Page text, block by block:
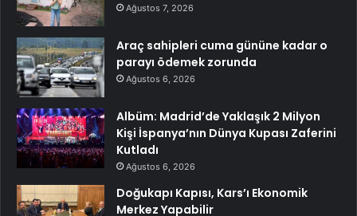
Ağustos 7, 2026
Araç sahipleri cuma gününe kadar o
parayı ödemek zorunda
Ağustos 6, 2026
Albüm: Madrid’de Yaklaşık 2 Milyon
Kişi İspanya’nın Dünya Kupası Zaferini
Kutladı
Ağustos 6, 2026
Doğukapı Kapısı, Kars’ı Ekonomik
Merkez Yapabilir